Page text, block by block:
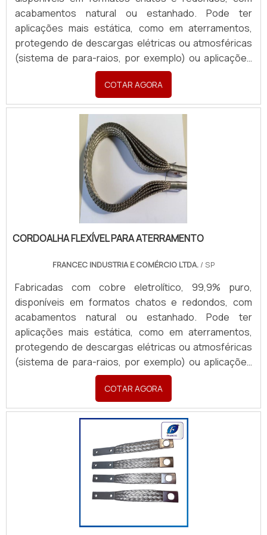
acabamentos natural ou estanhado. Pode ter
aplicações mais estática, como em aterramentos,
protegendo de descargas elétricas ou atmosféricas
(sistema de para-raios, por exemplo) ou aplicações
em sistemas dinâmicos, garantindo passagem de
corrente e conexões seguras em painéis,
transformadores e equipamentos industriais móveis.
Produzidas sob medida, com terminais em latão ou
cobre, atendendo todas as necessidades com
rapidez e excelência. Para orçamentos, enviar:
Material (cobre nu ou estanhado), Formato (chata ou
redonda), Aplicação, Desenho/croqui com dimensões
(Largura, Espessura, Comprimento), Padrão de
furação com medidas, Seção Transversal (mm²) e
Corrente necessária (A). Quantidade e finalidade
(Revenda ou Consumo).
COTAR AGORA
CORDOALHA FLEXÍVEL PARA ATERRAMENTO
FRANCEC INDUSTRIA E COMÉRCIO LTDA./ SP
Fabricadas com cobre eletrolítico, 99,9% puro,
disponíveis em formatos chatos e redondos, com
acabamentos natural ou estanhado. Pode ter
aplicações mais estática, como em aterramentos,
protegendo de descargas elétricas ou atmosféricas
(sistema de para-raios, por exemplo) ou aplicações
em sistemas dinâmicos, garantindo passagem de
corrente e conexões seguras em painéis,
transformadores e equipamentos industriais móveis.
Produzidas sob medida, com terminais em latão ou
cobre, atendendo todas as necessidades com
rapidez e excelência. Para orçamentos, enviar:
Material (cobre nu ou estanhado), Formato (chata ou
redonda), Aplicação, Desenho/croqui com dimensões
(Largura, Espessura, Comprimento), Padrão de
Corrente necessária (A). Quantidade e finalidade
COTAR AGORA